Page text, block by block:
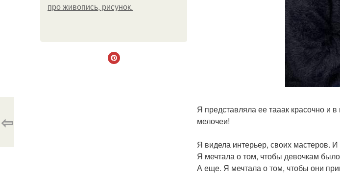
про живопись, рисунок.
Я представляла ее тааак красочно и
мелочеи!
Я видела интерьер, своих мастеров. И
Я мечтала о том, чтобы девочкам
А еще. Я мечтала о том, чтобы они
⇦